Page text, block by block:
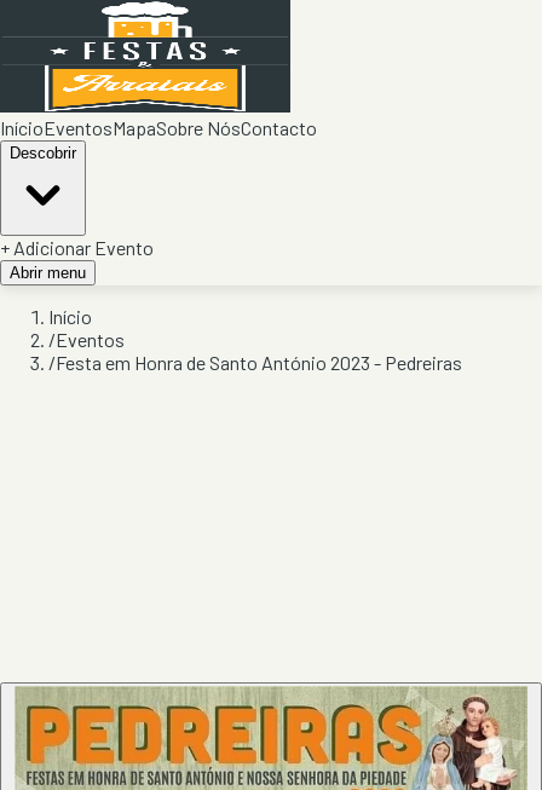
InícioEventosMapaSobre NósContacto
Descobrir
+ Adicionar Evento
Abrir menu
Início
/Eventos
/Festa em Honra de Santo António 2023 - Pedreiras